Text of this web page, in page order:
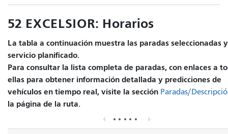
52 EXCELSIOR: Horarios
La tabla a continuación muestra las paradas seleccionadas
servicio planificado.
Para consultar la lista completa de paradas, con enlaces a
ellas para obtener información detallada y predicciones de
vehículos en tiempo real, visite la sección Paradas/
la página de la ruta.